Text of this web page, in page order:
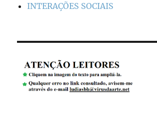
INTERAÇÕES SOCIAIS